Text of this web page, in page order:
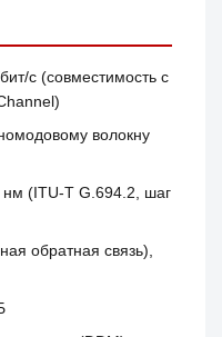
с (совместимость с
волокну
(ITU‑T G.694.2, шаг
обратная связь),